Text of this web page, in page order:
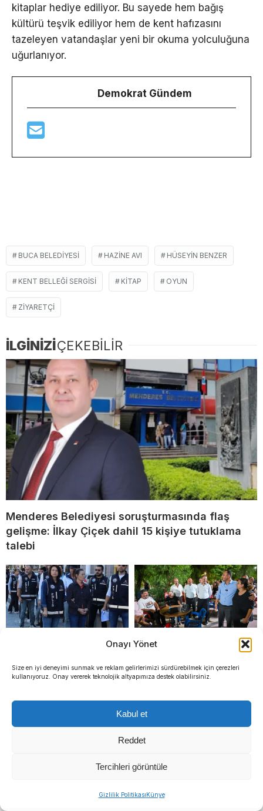
Onayı Yönet
Size en iyi deneyimi sunmak ve reklam gelirlerimizi sürdürebilmek için çerezleri
kullanıyoruz. Onay vererek teknolojik altyapımıza destek olabilirsiniz.
Kabul et
Reddet
Tercihleri görüntüle
Gizlilik PolitikasıKünye
kitaplar hediye ediliyor. Bu sayede hem bağış
kültürü teşvik ediliyor hem de kent hafızasını
tazeleyen vatandaşlar yeni bir okuma yolculuğuna
uğurlanıyor.
Demokrat Gündem
BUCA BELEDIYESI HAZINE AVI HÜSEYIN BENZER
KENT BELLEĞI SERGISI KITAP OYUN
ZIYARETÇI
İLGİNİZİÇEKEBİLİR
Menderes Belediyesi soruşturmasında flaş
gelişme: İlkay Çiçek dahil 15 kişiye tutuklama
talebi
Kuşadası Belediyesi’ne
operasyon: Tezcan’ın kızı
Başkan Eşki’den Çamdibi
çıkarması: “Ortak akılla